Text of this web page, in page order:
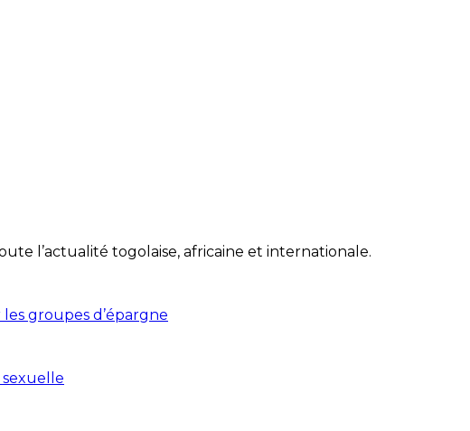
l’actualité togolaise, africaine et internationale.
groupes d’épargne